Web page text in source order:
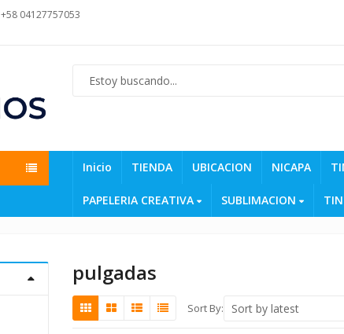
+58 04127757053
Inicio TIENDA UBICACION NICAPA
PAPELERIA CREATIVA SUBLIMACION
pulgadas
Sort By: